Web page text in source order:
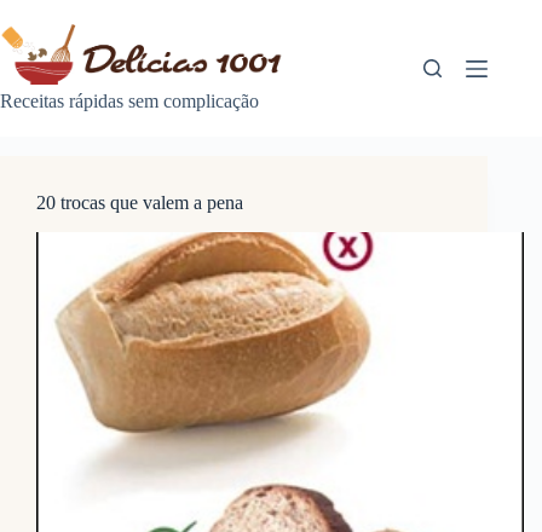
para
conteúdo
Receitas rápidas sem complicação
20 trocas que valem a pena